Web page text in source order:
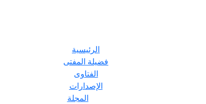
الرئيسية
فضيلة المفتى
الفتاوى
الإصدارات
المجلة